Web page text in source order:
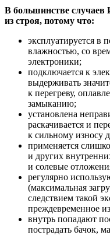
В большинстве
из строя, потому что:
эксплуатируется
влажностью, со
электроники;
подключается к
выдерживать
к перегреву,
замыканию;
установлена
раскачивается и
к сильному износу
применяется
и других
и солевые
регулярно
(максимальная
следствием такой
преждевременное
внутрь попадают
пострадать бачок,